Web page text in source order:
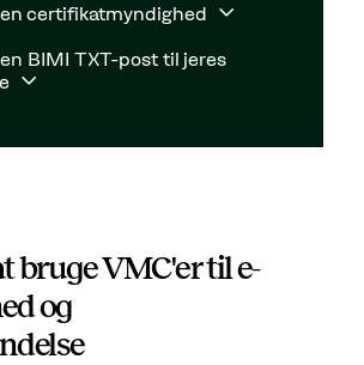
certifikatmyndighed
BIMI TXT-post til jeres
bruge VMC'er til e-
og